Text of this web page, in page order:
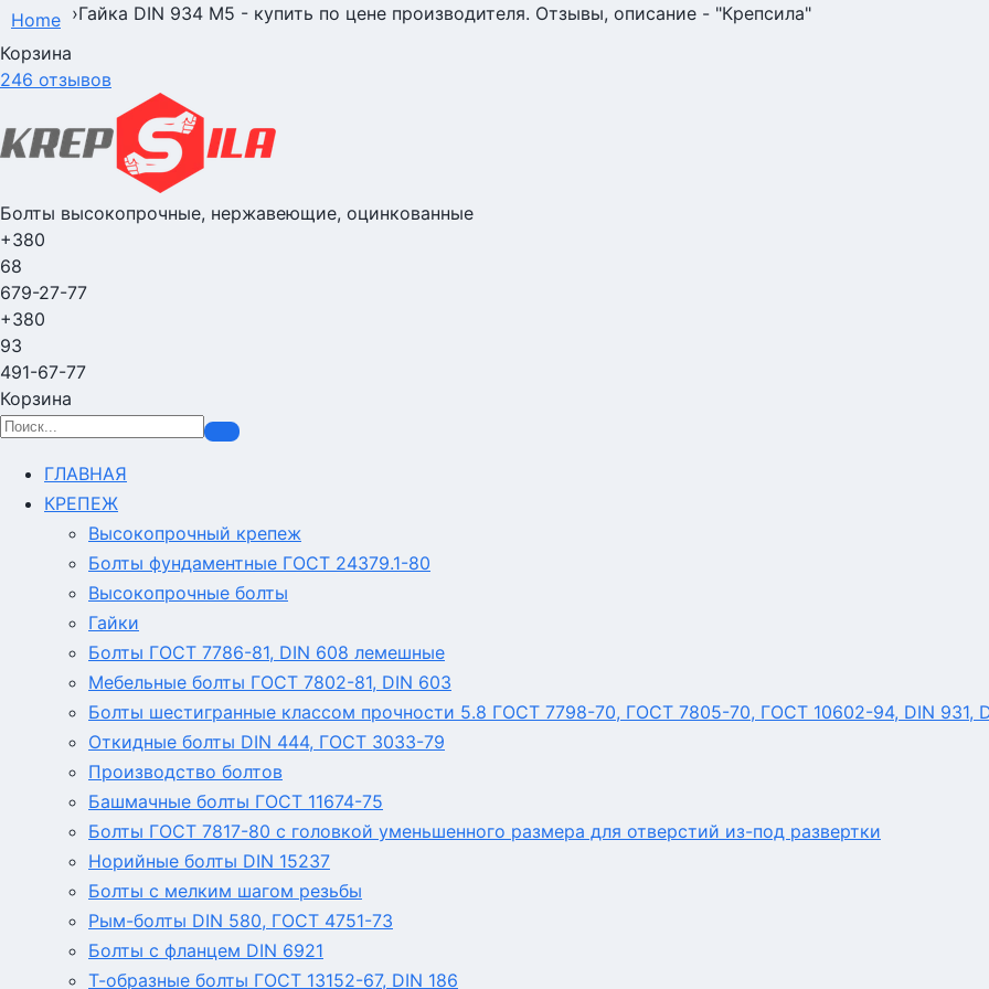
Home ›Гайка DIN 934 M5 - купить по цене производителя. Отзывы, описание - "Крепсила"
Корзина
246 отзывов
Болты высокопрочные, нержавеющие, оцинкованные
+380
68
679-27-77
+380
93
491-67-77
Корзина
ГЛАВНАЯ
КРЕПЕЖ
Высокопрочный крепеж
Болты фундаментные ГОСТ 24379.1-80
Высокопрочные болты
Гайки
Болты ГОСТ 7786-81, DIN 608 лемешные
Мебельные болты ГОСТ 7802-81, DIN 603
Болты шестигранные классом прочности 5.8 ГОСТ 7798-70, ГОСТ 7805-70, ГОСТ 10602-94, DIN 931,
Откидные болты DIN 444, ГОСТ 3033-79
Производство болтов
Башмачные болты ГОСТ 11674-75
Болты ГОСТ 7817-80 с головкой уменьшенного размера для отверстий из-под развертки
Норийные болты DIN 15237
Болты с мелким шагом резьбы
Рым-болты DIN 580, ГОСТ 4751-73
Болты с фланцем DIN 6921
Т-образные болты ГОСТ 13152-67, DIN 186